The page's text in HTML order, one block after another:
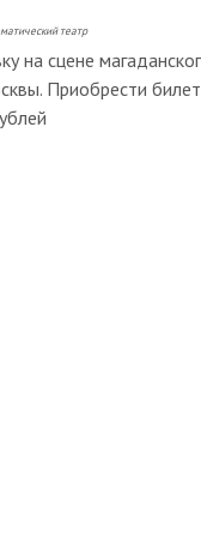
театр
на сцене
Приобрести